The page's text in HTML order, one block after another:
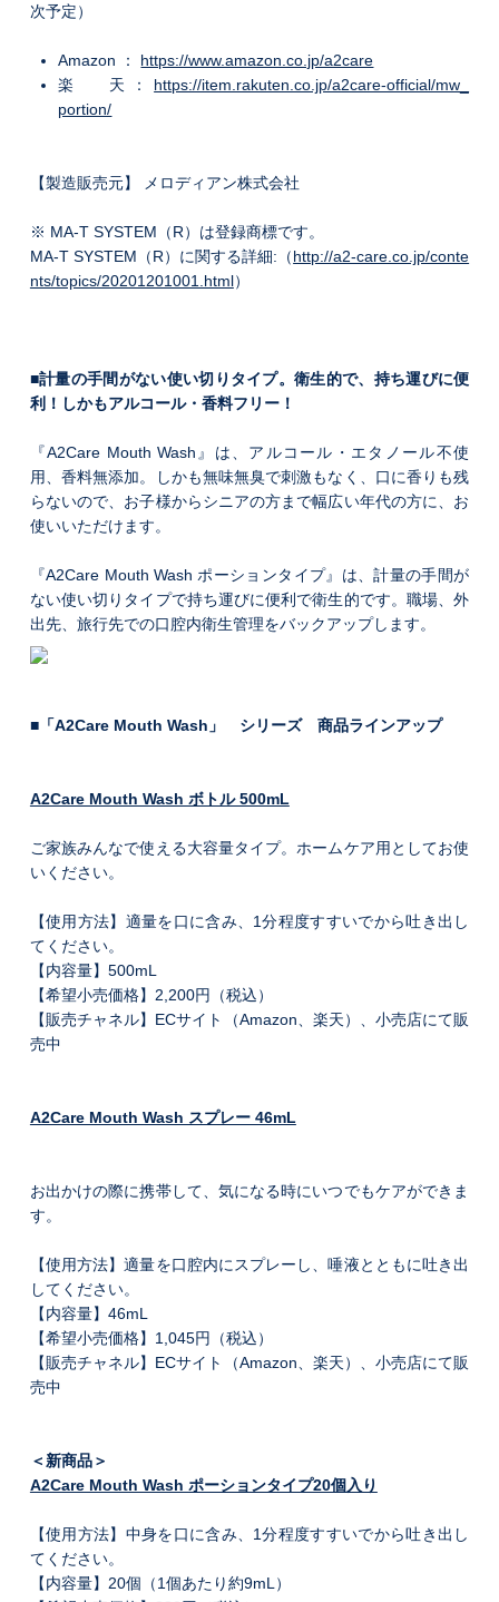
次予定）
Amazon ： https://www.amazon.co.jp/a2care
楽 天 ： https://item.rakuten.co.jp/a2care-official/mw_
portion/
【製造販売元】 メロディアン株式会社
※ MA-T SYSTEM（R）は登録商標です。
MA-T SYSTEM（R）に関する詳細:（http://a2-care.co.jp/conte
nts/topics/20201201001.html）
■計量の手間がない使い切りタイプ。衛生的で、持ち運びに便
利！しかもアルコール・香料フリー！
『A2Care Mouth Wash』は、アルコール・エタノール不使
用、香料無添加。しかも無味無臭で刺激もなく、口に香りも残
らないので、お子様からシニアの方まで幅広い年代の方に、お
使いいただけます。
『A2Care Mouth Wash ポーションタイプ』は、計量の手間が
ない使い切りタイプで持ち運びに便利で衛生的です。職場、外
出先、旅行先での口腔内衛生管理をバックアップします。
■「A2Care Mouth Wash」 シリーズ 商品ラインアップ
A2Care Mouth Wash ボトル 500mL
ご家族みんなで使える大容量タイプ。ホームケア用としてお使
いください。
【使用方法】適量を口に含み、1分程度すすいでから吐き出し
てください。
【内容量】500mL
【希望小売価格】2,200円（税込）
【販売チャネル】ECサイト（Amazon、楽天）、小売店にて販
売中
A2Care Mouth Wash スプレー 46mL
お出かけの際に携帯して、気になる時にいつでもケアができま
す。
【使用方法】適量を口腔内にスプレーし、唾液とともに吐き出
してください。
【内容量】46mL
【希望小売価格】1,045円（税込）
【販売チャネル】ECサイト（Amazon、楽天）、小売店にて販
売中
＜新商品＞
A2Care Mouth Wash ポーションタイプ20個入り
【使用方法】中身を口に含み、1分程度すすいでから吐き出し
てください。
【内容量】20個（1個あたり約9mL）